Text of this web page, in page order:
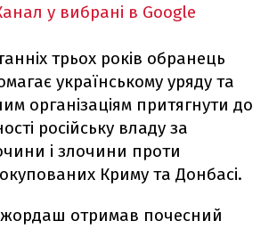
у вибрані в Google
трьох років обранець
українському уряду та
організаціям притягнути до
російську владу за
і злочини проти
Криму та Донбасі.
отримав почесний